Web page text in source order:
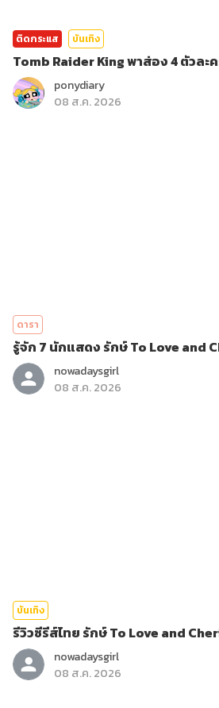
ติดกระแส บันเทิง
Tomb Raider King พาส่อง 4 ตัวล
ponydiary
08 ส.ค. 2026
ดารา
รู้จัก 7 นักแสดง รักษ์ To Love and
nowadaysgirl
08 ส.ค. 2026
บันเทิง
รีวิวซีรีส์ไทย รักษ์ To Love and
nowadaysgirl
08 ส.ค. 2026